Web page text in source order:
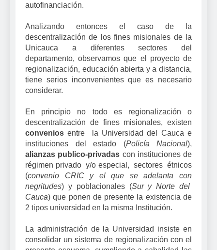
autofinanciación.
Analizando entonces el caso de la
descentralización de los fines misionales de la
Unicauca a diferentes sectores del
departamento, observamos que el proyecto de
regionalización, educación abierta y a distancia,
tiene serios inconvenientes que es necesario
considerar.
En principio no todo es regionalización o
descentralización de fines misionales, existen
conveniosentre la Universidad del Cauca e
instituciones del estado (Policía Nacional),
alianzas publico-privadas con instituciones de
régimen privado y/o especial, sectores étnicos
(convenio CRIC y el que se adelanta con
negritudes) y poblacionales (Sur y Norte del
Cauca) que ponen de presente la existencia de
2 tipos universidad en la misma Institución.
La administración de la Universidad insiste en
consolidar un sistema de regionalización con el